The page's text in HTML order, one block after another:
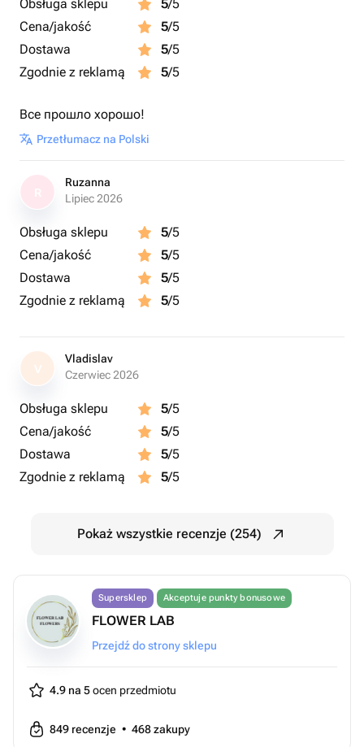
Obsługa sklepu 5/5
Cena/jakość
5/5
Dostawa
5/5
Zgodnie z reklamą
5/5
Все прошло хорошо!
Przetłumacz na Polski
Ruzanna
Lipiec 2026
Obsługa sklepu 5/5
Cena/jakość
5/5
Dostawa
5/5
Zgodnie z reklamą
5/5
V
Vladislav
Czerwiec 2026
Obsługa sklepu 5/5
Cena/jakość
5/5
Dostawa
5/5
Zgodnie z reklamą
5/5
Pokaż wszystkie recenzje (254)
Supersklep Akceptuje punkty bonusowe
FLOWER LAB
Przejdź do strony sklepu
4.9 na 5ocen przedmiotu
849 recenzje • 468zakupy